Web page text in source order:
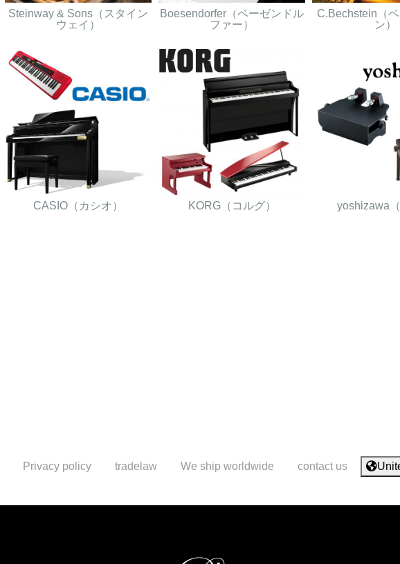
Steinway & Sons（スタイン
ウェイ）
Boesendorfer（ベーゼンドル
ファー）
C.Bechstein（
ン）
CASIO（カシオ） KORG（コルグ） yoshizawa（
Privacy policy tradelaw We ship worldwide contact us